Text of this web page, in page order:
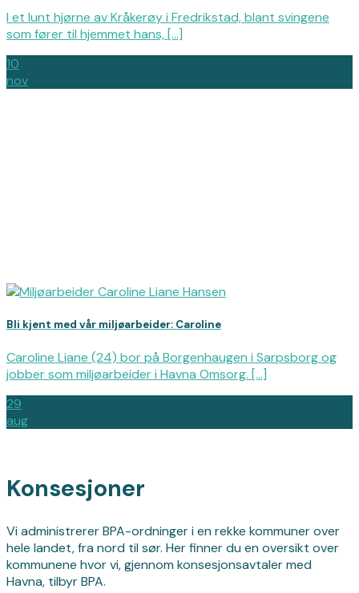
I et lunt hjørne av Kråkerøy i Fredrikstad, blant svingene
som fører til hjemmet hans, [...]
10
nov
Bli kjent med vår miljøarbeider: Caroline
Caroline Liane (24) bor på Borgenhaugen i Sarpsborg og
jobber som miljøarbeider i Havna Omsorg. [...]
29
aug
Konsesjoner
Vi administrerer BPA-ordninger i en rekke kommuner over
hele landet, fra nord til sør. Her finner du en oversikt over
kommunene hvor vi, gjennom konsesjonsavtaler med
Havna, tilbyr BPA.